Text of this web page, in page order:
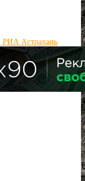
РИА Астрахань